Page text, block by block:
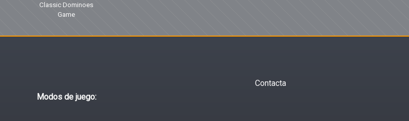
Classic Dominoes
Game
Modos de juego:
Contacta